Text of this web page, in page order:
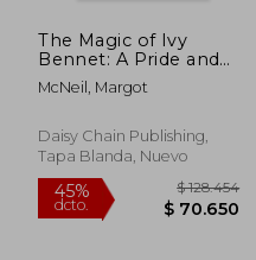
$ 111.067
The Magic of Ivy
Bennet: A Pride and
Prejudice Variation
(en Inglés)
McNeil, Margot
Daisy Chain Publishing,
Tapa Blanda, Nuevo